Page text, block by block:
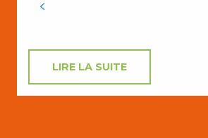
LIRE LA SUITE